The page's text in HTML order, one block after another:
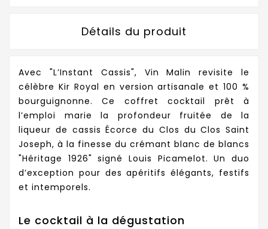
Détails du produit
Avec "L’Instant Cassis", Vin Malin revisite le
célèbre Kir Royal en version artisanale et 100 %
bourguignonne. Ce coffret cocktail prêt à
l’emploi marie la profondeur fruitée de la
liqueur de cassis Écorce du Clos du Clos Saint
Joseph, à la finesse du crémant blanc de blancs
"Héritage 1926" signé Louis Picamelot. Un duo
d’exception pour des apéritifs élégants, festifs
et intemporels.
Le cocktail à la dégustation